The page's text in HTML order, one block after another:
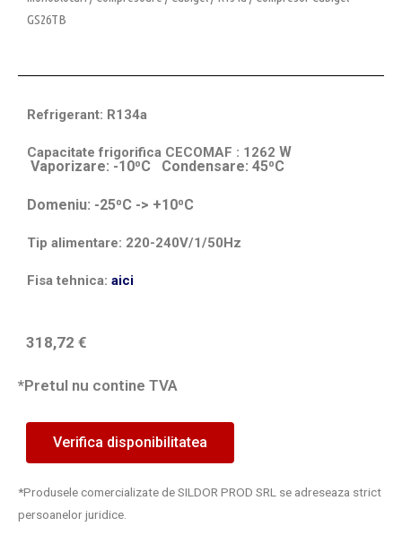
GS26TB
Refrigerant: R134a
Capacitate frigorifica CECOMAF : 1262 W
Vaporizare: -10⁰C Condensare: 45⁰C
Domeniu: -25⁰C -> +10⁰C
Tip alimentare: 220-240V/1/50Hz
Fisa tehnica: aici
318,72 €
*Pretul nu contine TVA
Verifica disponibilitatea
*Produsele comercializate de SILDOR PROD SRL se adreseaza strict
persoanelor juridice.